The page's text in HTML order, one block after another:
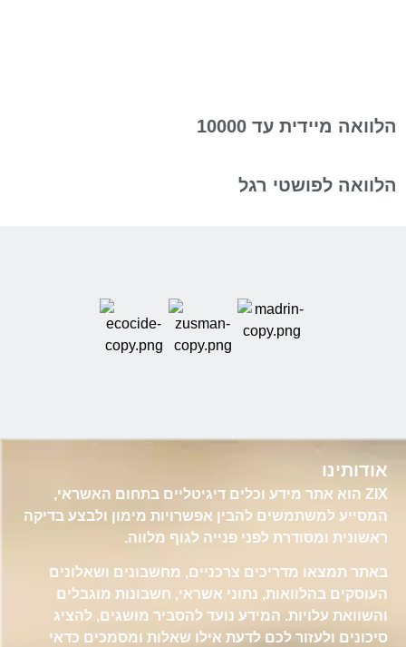
הלוואה מיידית עד 10000
הלוואה לפושטי רגל
אודותינו
ZIX הוא אתר מידע וכלים דיגיטליים בתחום האשראי,
המסייע למשתמשים להבין אפשרויות מימון ולבצע בדיקה
ראשונית ומסודרת לפני פנייה לגוף מלווה.
באתר תמצאו מדריכים צרכניים, מחשבונים ושאלונים
העוסקים בהלוואות, נתוני אשראי, חשבונות מוגבלים
והשוואת עלויות. המידע נועד להסביר מושגים, להציג
סיכונים ולעזור לכם לדעת אילו שאלות ומסמכים כדאי